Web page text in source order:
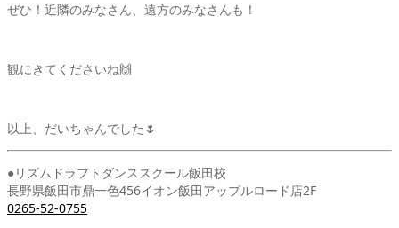
ぜひ！近隣のみなさん、遠方のみなさんも！
観にきてくださいね🙌
以上、だいちゃんでした🌷
●リズムドラフトダンススクール飯田校
長野県飯田市鼎一色456イオン飯田アップルロード店2F
0265-52-0755